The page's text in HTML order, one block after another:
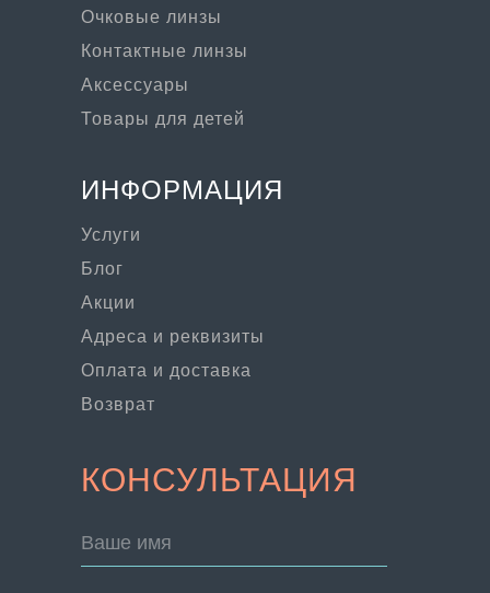
Очковые линзы
Контактные линзы
Аксессуары
Товары для детей
ИНФОРМАЦИЯ
Услуги
Адреса и реквизиты
КОНСУЛЬТАЦИЯ
Ваше имя
Оплата и доставка
Возврат
Блог
Акции